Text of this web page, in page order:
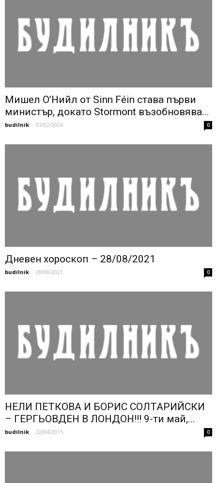
Мишел О’Нийл от Sinn Féin става първи
министър, докато Stormont възобновява...
budilnik - 03/02/2024 0
Дневен хороскоп – 28/08/2021
budilnik - 28/08/2021 0
НЕЛИ ПЕТКОВА И БОРИС СОЛТАРИЙСКИ
– ГЕРГЬОВДЕН В ЛОНДОН!!! 9-ти май,...
budilnik - 22/04/2015 0